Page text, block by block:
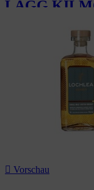
LAGG
 Vorschau